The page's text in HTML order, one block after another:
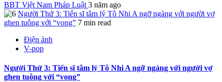
BBT Việt Nam Pháp Luật 3 năm ago
Người Thứ 3: Tiến sĩ tâm lý Tô Nhi A ngỡ ngàng với người vợ
ghen tuông với “vong” 7 min read
Điện ảnh
V-pop
Người Thứ 3: Tiến sĩ tâm lý Tô Nhi A ngỡ ngàng với người vợ
ghen tuông với “vong”